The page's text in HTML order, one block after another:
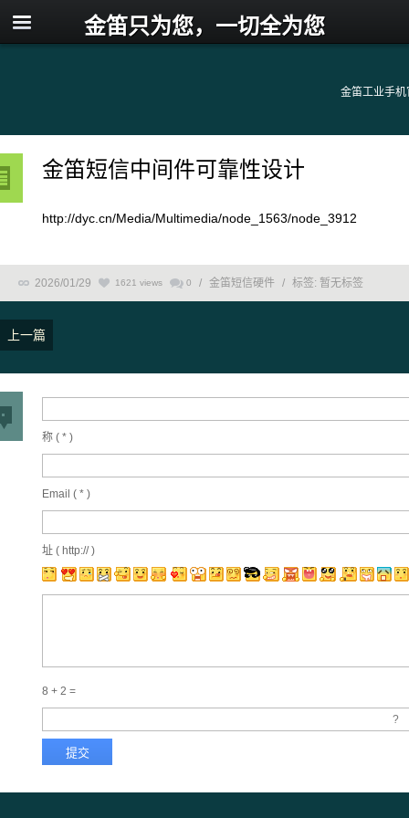
金笛工业手机
金笛只为您，一切全为您
金笛短信中间件可靠性设计
http://dyc.cn/Media/Multimedia/node_1563/node_3912
2026/01/29 1621 views 0 / 金笛短信硬件 / 标签: 暂无标签
上一篇
称 ( * )
Email ( * )
址 ( http:// )
8 + 2 =